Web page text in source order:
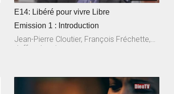
E14: Libéré pour vivre Libre
Emission 1 : Introduction
Jean-Pierre Cloutier, François Fréchette,
Jeffrey Laurin